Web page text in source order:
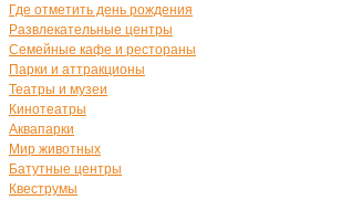
Где отметить день рождения
Развлекательные центры
Семейные кафе и рестораны
Парки и аттракционы
Театры и музеи
Кинотеатры
Аквапарки
Мир животных
Батутные центры
Квеструмы